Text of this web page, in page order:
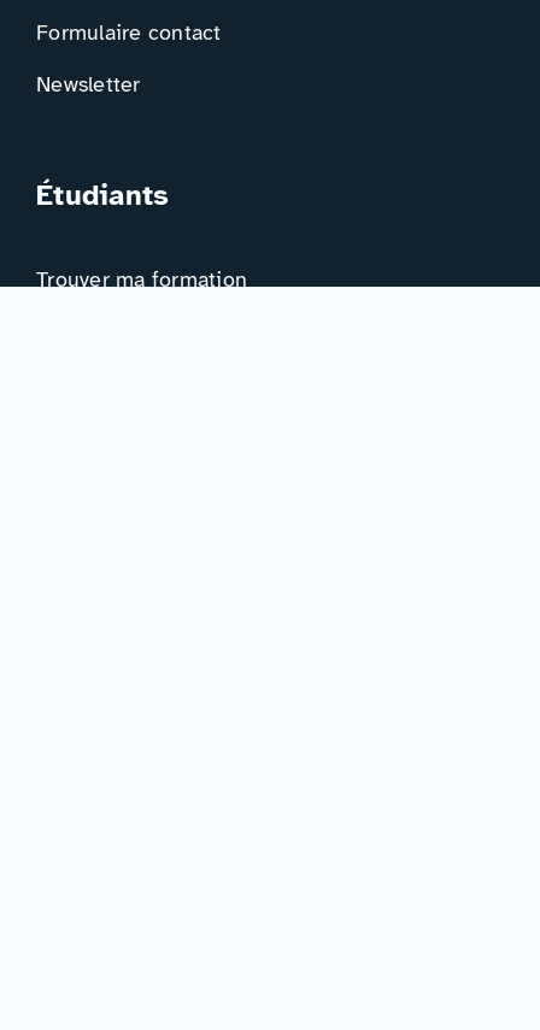
Formulaire contact
Newsletter
Étudiants
Trouver ma formation